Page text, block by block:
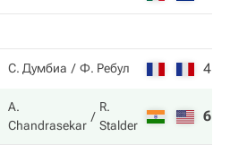
С. Думбиа Ф. Ребул 4
A.
Chandrasekar
R.
Stalder
6